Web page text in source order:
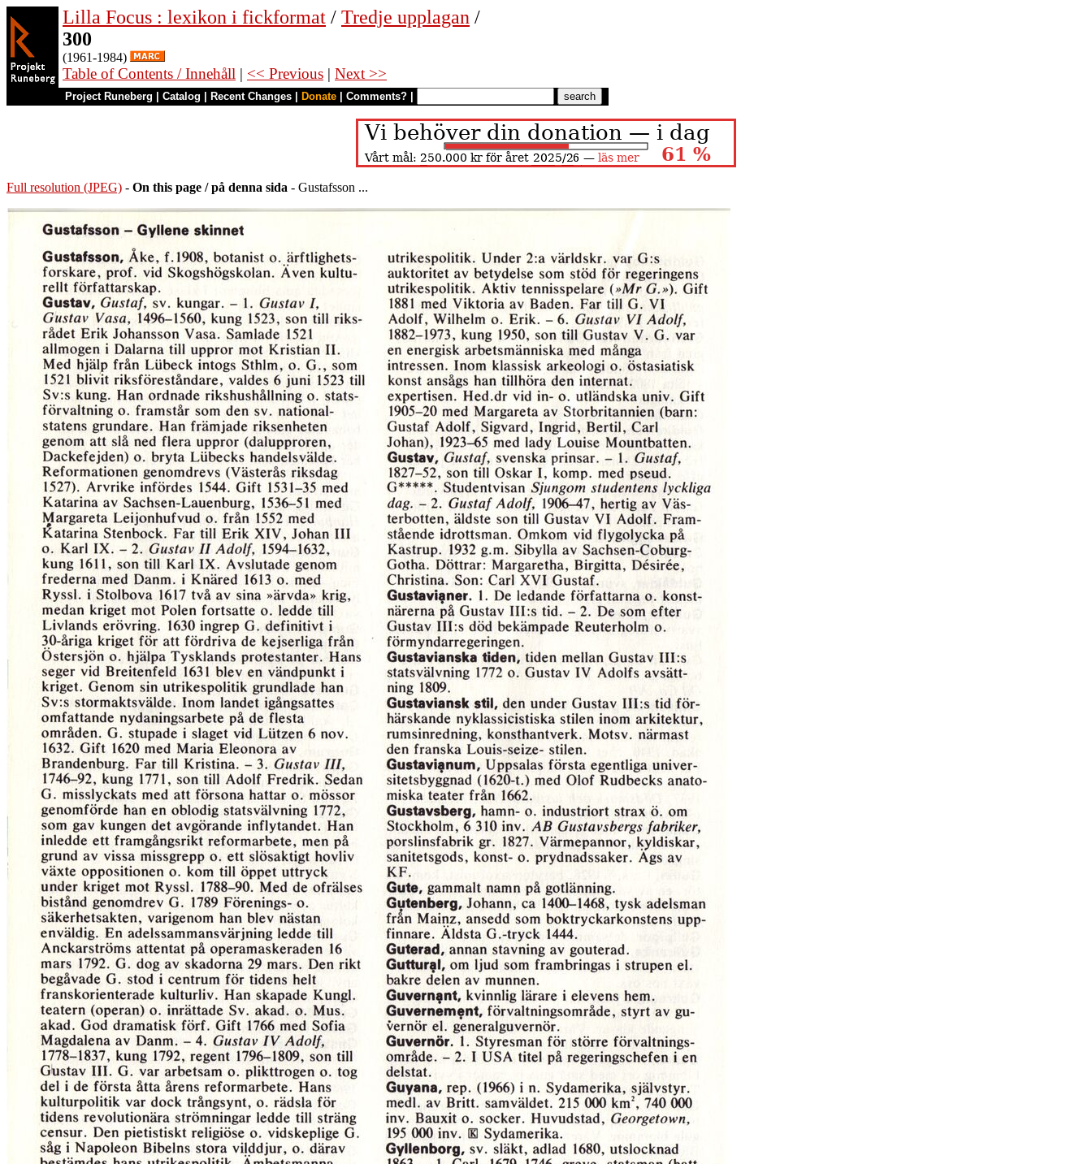
Lilla Focus : lexikon i fickformat / Tredje upplagan /
300
(1961-1984)
Table of Contents / Innehåll | << Previous | Next >>
Project Runeberg Catalog Recent Changes Donate Comments?
Full resolution (JPEG) - On this page / på denna sida - Gustafsson ...